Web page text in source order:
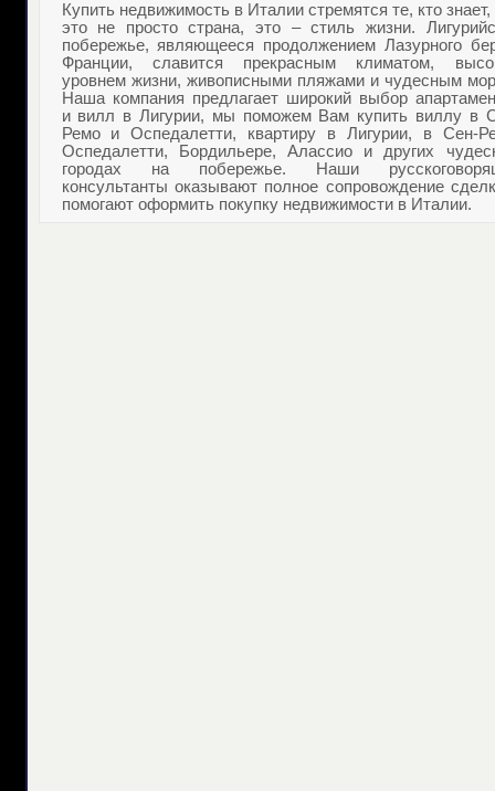
Купить недвижимость в Италиистремятся те, кто знает,
это не просто страна, это – стиль жизни.
побережье, являющееся продолжением Лазурного
Франции, славится прекрасным климатом,
уровнем жизни, живописными пляжами и чудесным
Наша компания предлагает широкий выбор
и вилл в Лигурии, мы поможем Вам купить виллу в
Ремои Оспедалетти, квартиру в Лигурии, в Сен-
Оспедалетти, Бордильере, Алассио и других
городах на побережье. Наши
консультанты оказывают полное сопровождение
помогают оформить покупку недвижимости в Италии.